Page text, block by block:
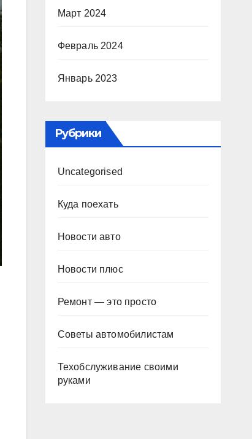
Март 2024
Февраль 2024
Январь 2023
Рубрики
Uncategorised
Куда поехать
Новости авто
Новости плюс
Ремонт — это просто
Советы автомобилистам
Техобслуживание своими
руками